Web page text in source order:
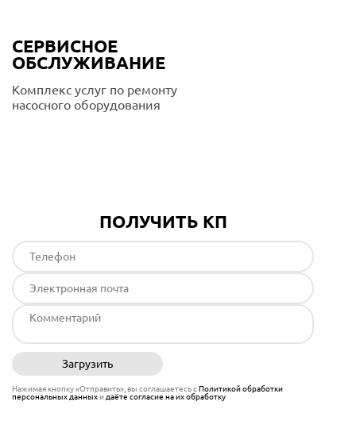
СЕРВИСНОЕ
ОБСЛУЖИВАНИЕ
Комплекс услуг по ремонту
насосного оборудования
ПОЛУЧИТЬ КП
Загрузить
Нажимая кнопку «Отправить», вы соглашаетесь сПолитикой обработки
персональных данныхи даёте согласие на их обработку